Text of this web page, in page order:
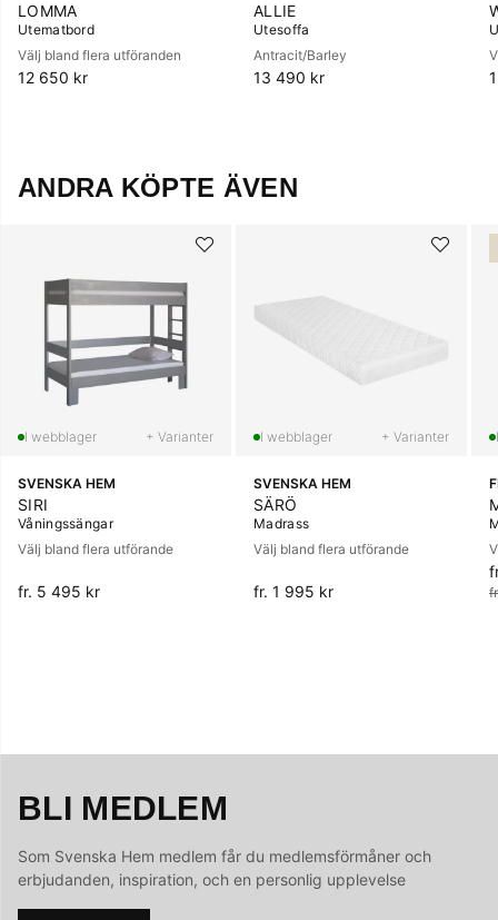
LOMMA
Utematbord
Välj bland flera utföranden
12 650 kr
ALLIE
Utesoffa
Antracit/Barley
13 490 kr
ANDRA KÖPTE ÄVEN
+ Varianter
SVENSKA HEM
SIRI
Våningssängar
Välj bland flera utförande
fr. 5 495 kr
+ Varianter
SVENSKA HEM
SÄRÖ
Madrass
Välj bland flera utförande
fr. 1 995 kr
BLI MEDLEM
Som Svenska Hem medlem får du medlemsförmåner och
erbjudanden, inspiration, och en personlig upplevelse